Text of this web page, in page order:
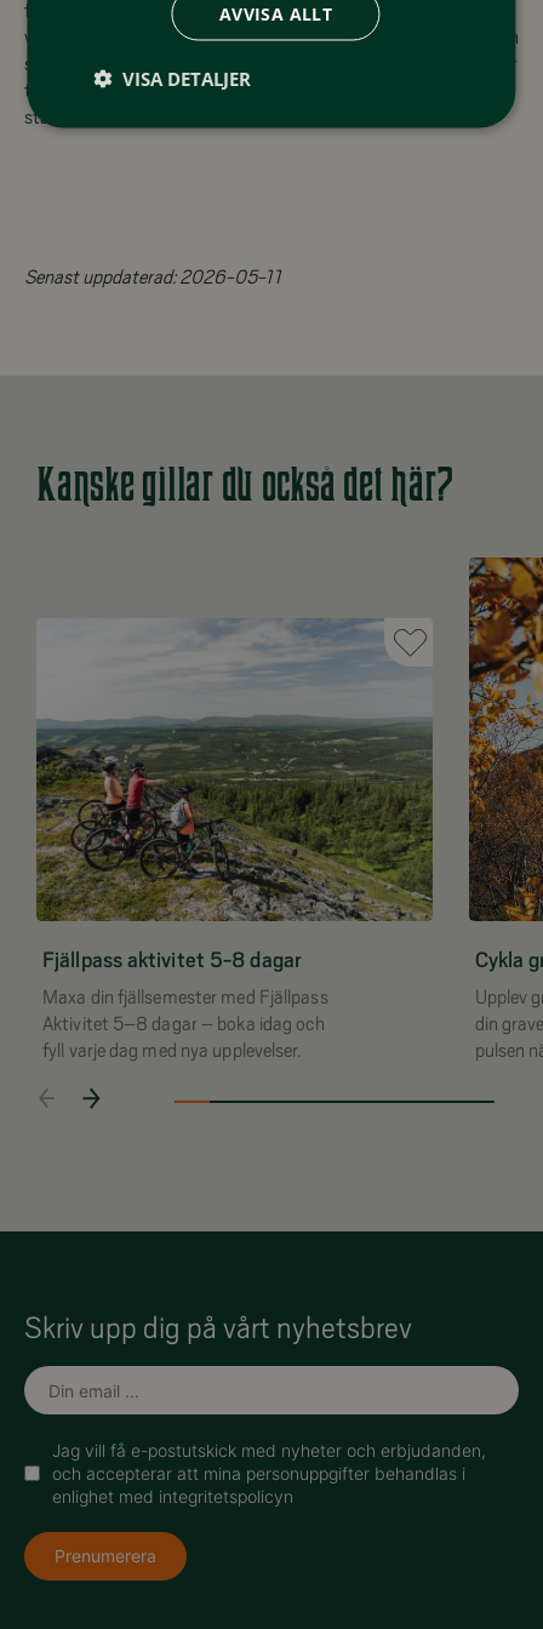
fram till Glåmos ta höger på väg 561. Här börjar den kanske
vackraste delen av turen, med fjällen i fonden och sjön Aursunden
som följer dig på höger sida. När du når fram till väg 705 ta höger
tillbaka mot Brekken. Tillbaka i Brekken tar du vänster mot
starten i Vauldalen.
Senast uppdaterad:2026-05-11
Kanske gillar du också det här?
Fjällpass aktivitet 5-8 dagar
Maxa din fjällsemester med Fjällpass
Aktivitet 5–8 dagar – boka idag och
fyll varje dag med nya upplevelser.
Cykla
Upplev
din
pulsen
Skriv upp dig på vårt nyhetsbrev
Jag vill få e-postutskick med nyheter och erbjudanden,
och accepterar att mina personuppgifter behandlas i
enlighet med integritetspolicyn
Prenumerera
AVVISA ALLT
VISA DETALJER